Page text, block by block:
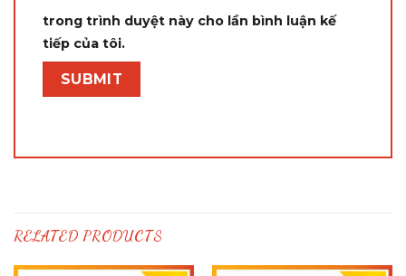
trong trình duyệt này cho lần bình luận kế
tiếp của tôi.
RELATED PRODUCTS